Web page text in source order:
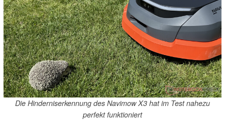
Die Hinderniserkennung des Navimow X3 hat im Test nahezu
perfekt funktioniert